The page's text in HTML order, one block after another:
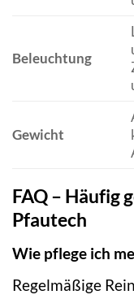
Beleuchtung
Gewicht
FAQ – Häufig
Pfautech
Wie pflege ich
Regelmäßige